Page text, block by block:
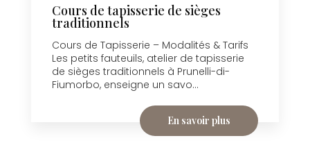
Cours de tapisserie de sièges
traditionnels
Cours de Tapisserie – Modalités & Tarifs
Les petits fauteuils, atelier de tapisserie
de sièges traditionnels à Prunelli-di-
Fiumorbo, enseigne un savo...
En savoir plus